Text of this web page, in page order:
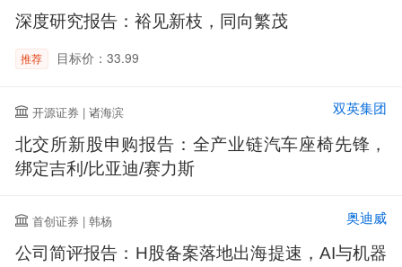
深度研究报告：裕见新枝，同向繁茂
推荐 目标价：33.99
开源证券 | 诸海滨 双英集团
北交所新股申购报告：全产业链汽车座椅先锋，
绑定吉利/比亚迪/赛力斯
首创证券 | 韩杨 奥迪威
公司简评报告：H股备案落地出海提速，AI与机器